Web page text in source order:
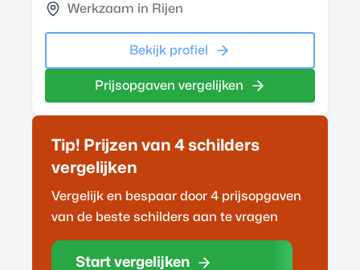
Werkzaam in Rijen
Bekijk profiel
Prijsopgaven vergelijken
Tip! Prijzen van 4 schilders
vergelijken
Vergelijk en bespaar door 4 prijsopgaven
van de beste schilders aan te vragen
Start vergelijken